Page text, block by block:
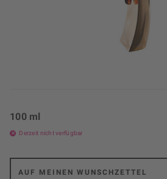
100 ml
Derzeit nicht verfügbar
AUF MEINEN WUNSCHZETTEL